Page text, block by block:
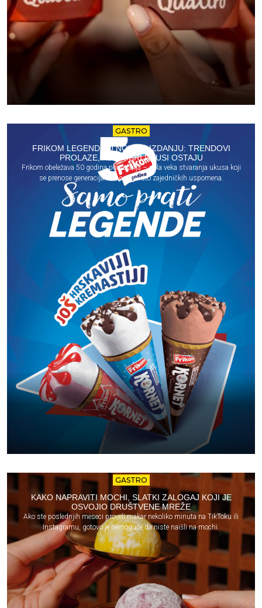
GASTRO
FRIKOM LEGENDE U NOVOM IZDANJU: TRENDOVI
PROLAZE, ALI DOBRI UKUSI OSTAJU
Frikom obeležava 50 godina postojanja – pola veka stvaranja ukusa koji
se prenose generacijama i ostaju deo zajedničkih uspomena.
GASTRO
KAKO NAPRAVITI MOCHI, SLATKI ZALOGAJ KOJI JE
OSVOJIO DRUŠTVENE MREŽE
Ako ste poslednjih meseci proveli makar nekoliko minuta na TikToku ili
Instagramu, gotovo je nemoguće da niste naišli na mochi.